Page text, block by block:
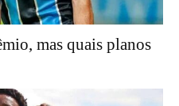
mas quais planos